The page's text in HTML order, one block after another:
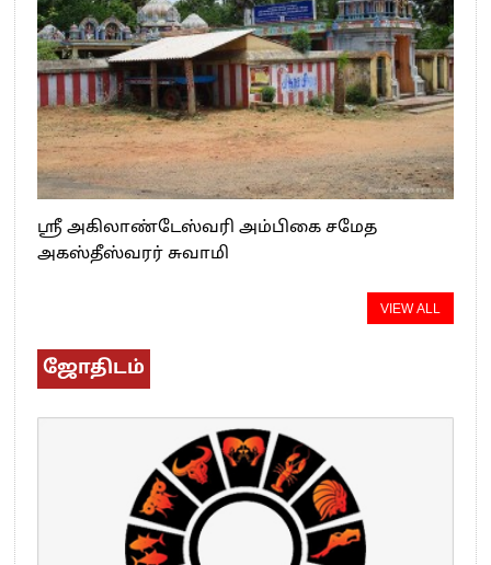
ஸ்ரீ அகிலாண்டேஸ்வரி அம்பிகை சமேத
அகஸ்தீஸ்வரர் சுவாமி
VIEW ALL
ஜோதிடம்